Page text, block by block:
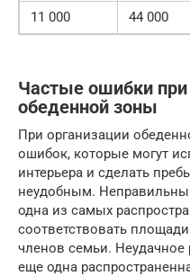
11 000
44 000
Частые ошибки при
обеденной зоны
При организации
ошибок, которые могут
интерьера и сделать
неудобным.
одна из самых
соответствовать
членов семьи. Неудачное
еще одна